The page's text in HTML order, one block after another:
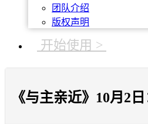
团队介绍
版权声明
开始使用 >
《与主亲近》10月2